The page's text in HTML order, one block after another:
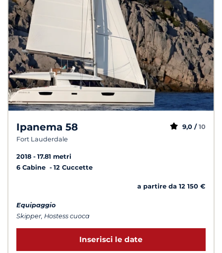
Ipanema 58
Fort Lauderdale
9,0 / 10
2018
17.81 metri
6 Cabine
12 Cuccette
a partire da 12 150 €
Equipaggio
Skipper, Hostess cuoca
Inserisci le date